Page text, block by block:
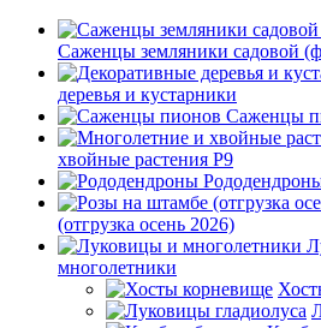
Саженцы земляники садовой
деревья и кустарники
Саженцы
хвойные растения Р9
(отгрузка осень 2026)
многолетники